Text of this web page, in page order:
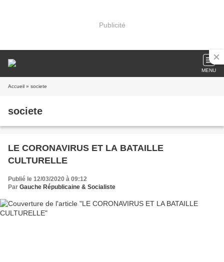
Publicité
MENU
Accueil » societe
societe
LE CORONAVIRUS ET LA BATAILLE
CULTURELLE
Publié le 12/03/2020 à 09:12
Par Gauche Républicaine & Socialiste